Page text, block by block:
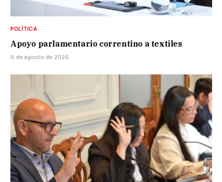
POLÍTICA
Apoyo parlamentario correntino a textiles
6 de agosto de 2026